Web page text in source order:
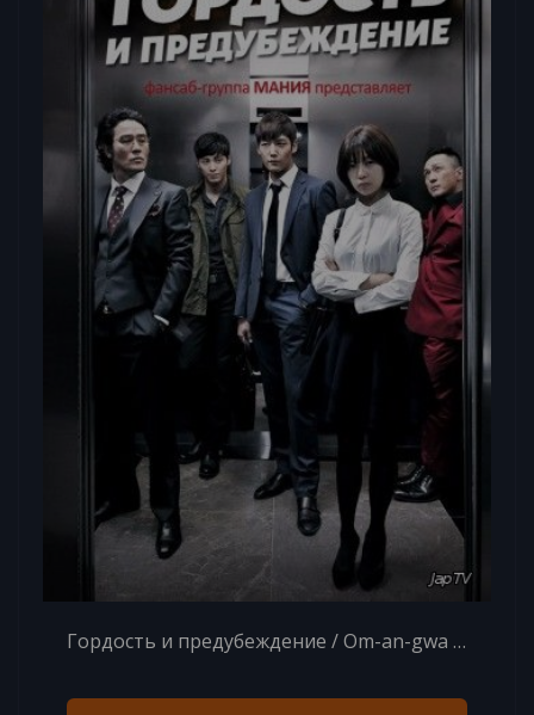
Гордость и предубеждение / Om-an-gwa Pyeong-yeon / Pride and Prejudice / A Lawless World [21 из 21] (2014) HDTVRip